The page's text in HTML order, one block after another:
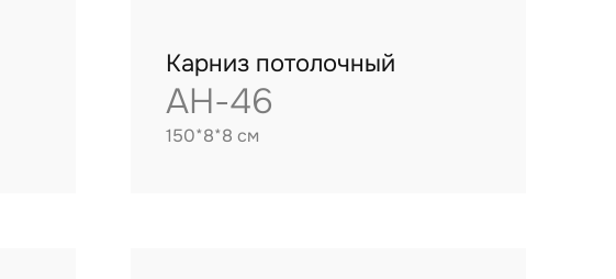
Карниз потолочный
AH-46
150*8*8 см